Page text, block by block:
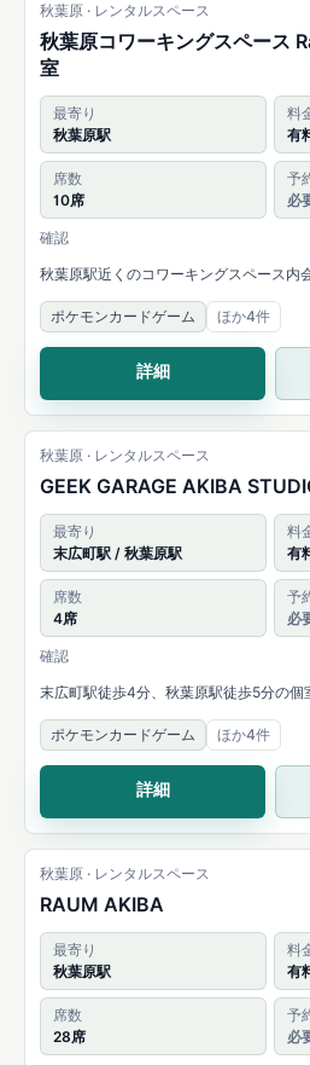
秋葉原 · レンタルスペース
秋葉原コワーキングスペース
室
最寄り
秋葉原駅
料
有
席数
10席
予
必
確認
秋葉原駅近くのコワーキングスペース内
人分の大テーブル付き会議室をレンタル
ゲーム利用やモニター貸しと併用したゲ
れています。
ポケモンカードゲーム ほか4件
詳細
秋葉原 · レンタルスペース
GEEK GARAGE AKIBA
最寄り
末広町駅 / 秋葉原駅
料
有
席数
4席
予
必
確認
末広町駅徒歩4分、秋葉原駅徒歩5分の個
報ではTCGの対戦会・練習会・収録や、
た個室対戦に使えると案内されています。
ポケモンカードゲーム ほか4件
詳細
秋葉原 · レンタルスペース
RAUM AKIBA
最寄り
秋葉原駅
料
有
席数
28席
予
必